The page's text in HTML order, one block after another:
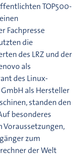
TOP500-
Fachpresse
die
des LRZ und der
als
des Linux-
als Hersteller
standen den
besonderes
Voraussetzungen,
zum
der Welt